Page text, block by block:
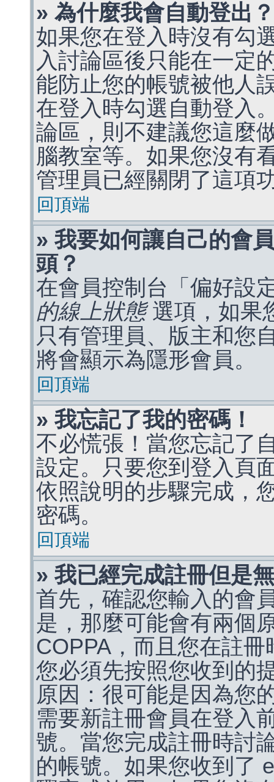
» 為什麼我會自動登出？
如果您在登入時沒有勾
入討論區後只能在一定
能防止您的帳號被他人
在登入時勾選自動登入
論區，則不建議您這麼
腦教室等。如果您沒有
管理員已經關閉了這項
回頂端
» 我要如何讓自己的會
頭？
在會員控制台「偏好設
的線上狀態選項，如果
只有管理員、版主和您
將會顯示為隱形會員。
回頂端
» 我忘記了我的密碼！
不必慌張！當您忘記了
設定。只要您到登入頁
依照說明的步驟完成，
密碼。
回頂端
» 我已經完成註冊但是
首先，確認您輸入的會
是，那麼可能會有兩個
COPPA，而且您在註
您必須先按照您收到的
原因：很可能是因為您
需要新註冊會員在登入
號。當您完成註冊時討
的帳號。如果您收到了